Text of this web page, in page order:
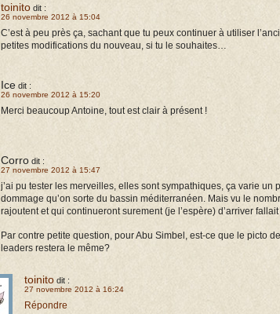
toinito dit :
26 novembre 2012 à 15:04
C’est à peu près ça, sachant que tu peux continuer à utiliser
petites modifications du nouveau, si tu le souhaites…
Ice dit :
26 novembre 2012 à 15:20
Merci beaucoup Antoine, tout est clair à présent !
Corro dit :
27 novembre 2012 à 15:47
j’ai pu tester les merveilles, elles sont sympathiques, ça varie un
dommage qu’on sorte du bassin méditerranéen. Mais vu le
rajoutent et qui continueront surement (je l’espère) d’arriver
Par contre petite question, pour Abu Simbel, est-ce que le picto
leaders restera le même?
toinito dit :
27 novembre 2012 à 16:24
Répondre